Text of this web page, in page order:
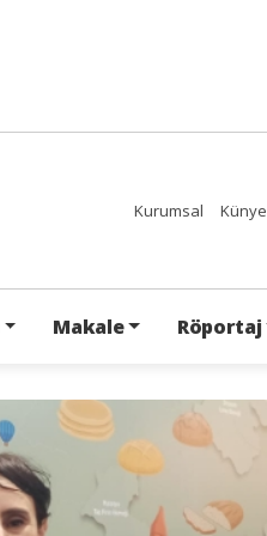
Kurumsal Künye
Makale Röportaj